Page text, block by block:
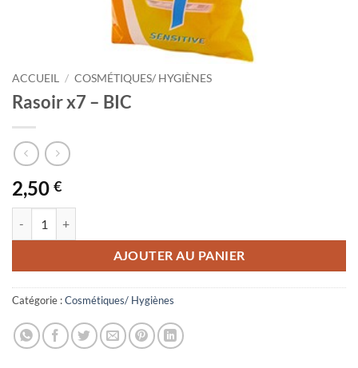
ACCUEIL / COSMÉTIQUES/ HYGIÈNES
Rasoir x7 – BIC
2,50 €
AJOUTER AU PANIER
Catégorie :Cosmétiques/ Hygiènes